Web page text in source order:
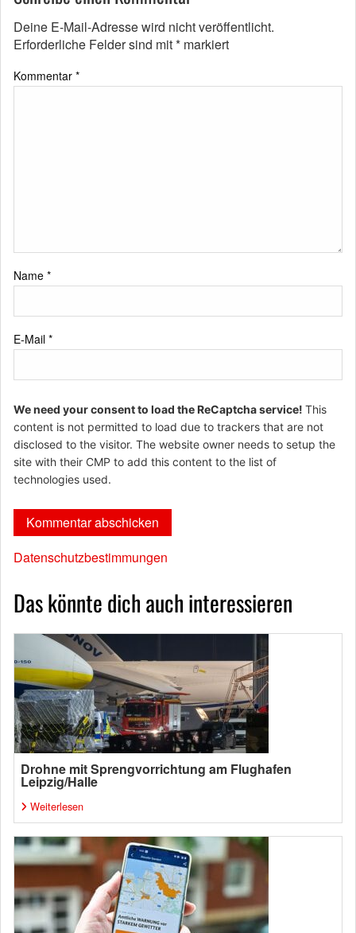
Deine E-Mail-Adresse wird nicht veröffentlicht.
Erforderliche Felder sind mit* markiert
Kommentar *
Name *
E-Mail *
We need your consent to load the ReCaptcha service! This
content is not permitted to load due to trackers that are not
disclosed to the visitor. The website owner needs to setup the
site with their CMP to add this content to the list of
technologies used.
Datenschutzbestimmungen
Das könnte dich auch interessieren
Drohne mit Sprengvorrichtung am Flughafen
Leipzig/Halle
Weiterlesen